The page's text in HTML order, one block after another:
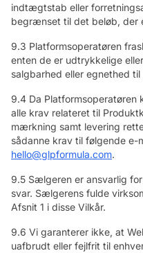
indtægtstab eller
begrænset til det beløb, der
9.3 Platformsoperatøren
enten de er udtrykkelige
salgbarhed eller egnethed
9.4 Da Platformsoperatøren
alle krav relateret til
mærkning samt levering
sådanne krav til følgende e-
hello@glpformula.com.
9.5 Sælgeren er ansvarlig
svar. Sælgerens fulde
Afsnit 1 i disse Vilkår.
9.6 Vi garanterer ikke, at
uafbrudt eller fejlfrit til